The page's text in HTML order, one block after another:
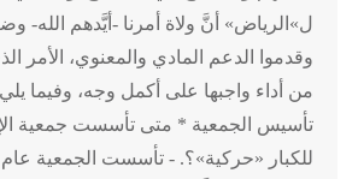
ل»الرياض» أنَّ ولاة أمرنا -أيَّدهم الله-
وقدموا الدعم المادي والمعنوي، الأمر
من أداء واجبها على أكمل وجه، وفيما
تأسيس الجمعية * متى تأسست جمعية